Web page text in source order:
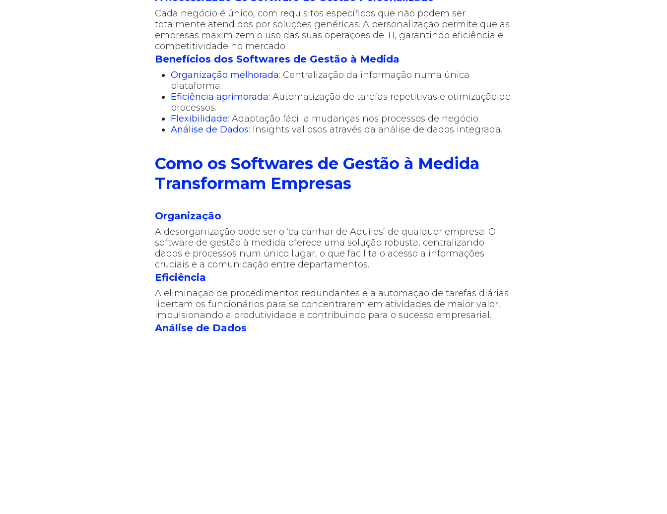
Cada negócio é único, com requisitos específicos que não podem ser
totalmente atendidos por soluções genéricas. A personalização permite que as
empresas maximizem o uso das suas operações de TI, garantindo eficiência e
competitividade no mercado.
Benefícios dos Softwares de Gestão à Medida
Organização melhorada: Centralização da informação numa única
plataforma.
Eficiência aprimorada: Automatização de tarefas repetitivas e otimização de
processos.
Flexibilidade: Adaptação fácil a mudanças nos processos de negócio.
Análise de Dados: Insights valiosos através da análise de dados integrada.
Como os Softwares de Gestão à Medida
Transformam Empresas
Organização
A desorganização pode ser o ‘calcanhar de Aquiles’ de qualquer empresa. O
software de gestão à medida oferece uma solução robusta, centralizando
dados e processos num único lugar, o que facilita o acesso a informações
cruciais e a comunicação entre departamentos.
Eficiência
A eliminação de procedimentos redundantes e a automação de tarefas diárias
libertam os funcionários para se concentrarem em atividades de maior valor,
impulsionando a produtividade e contribuindo para o sucesso empresarial.
Análise de Dados